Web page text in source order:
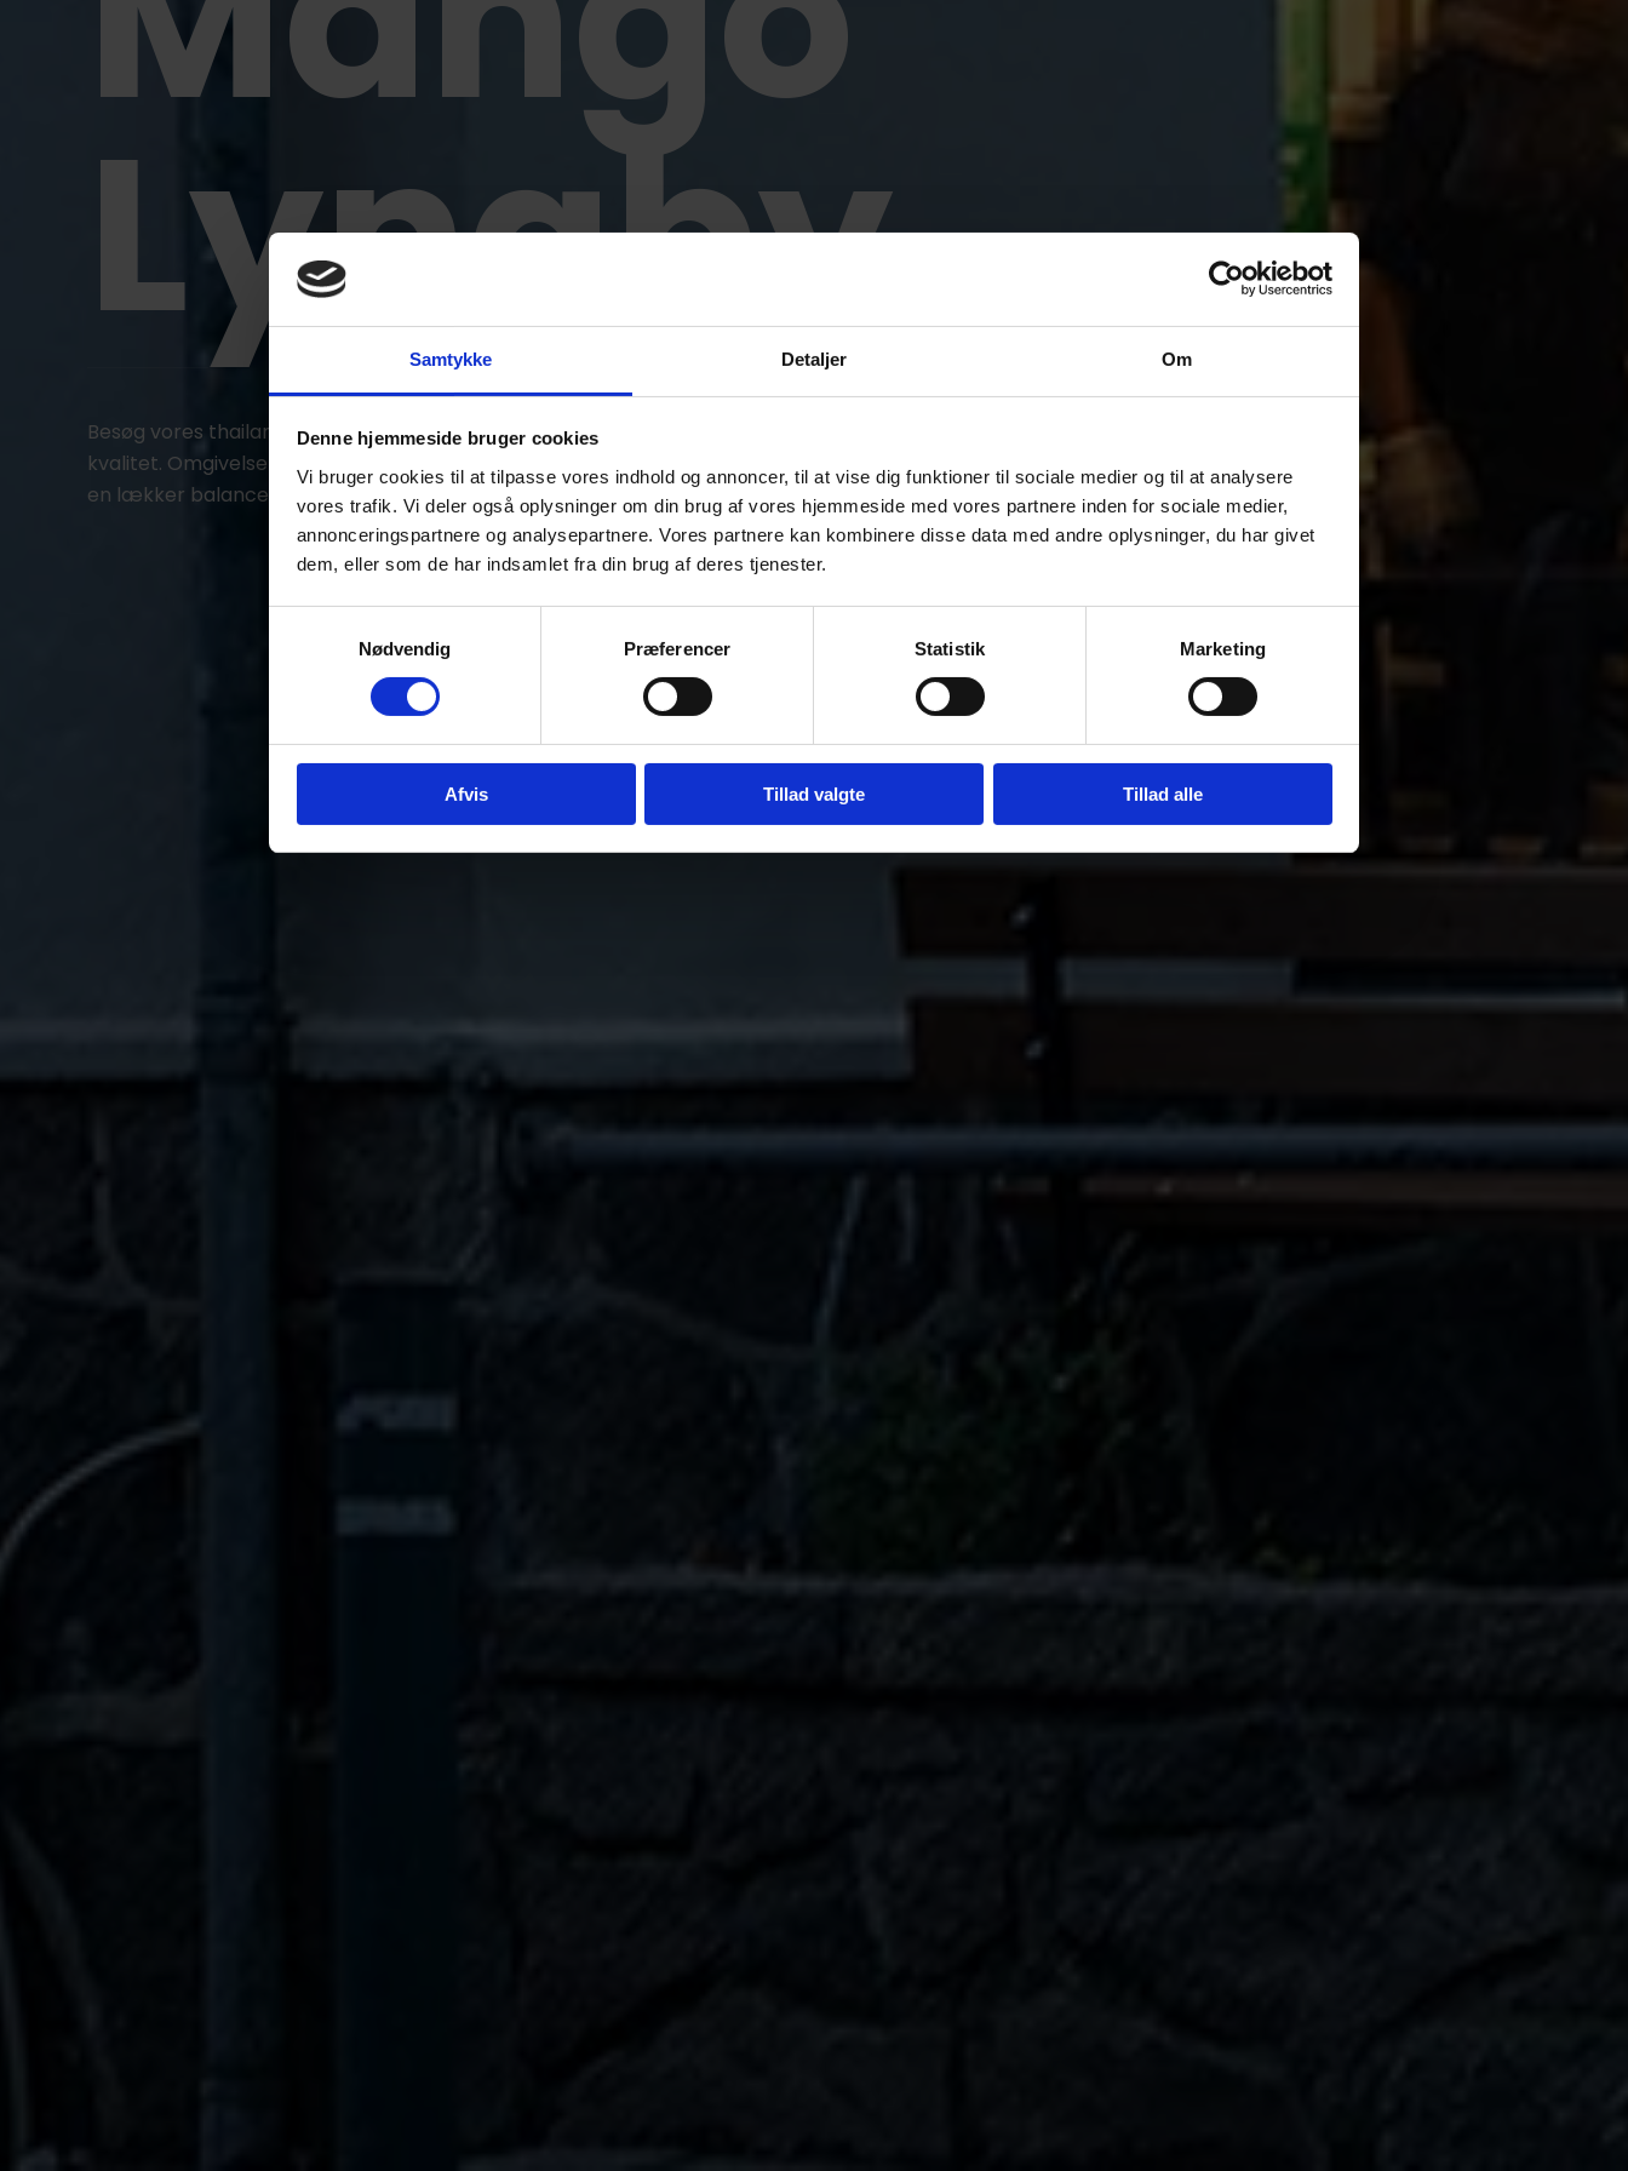
Samtykke Detaljer Om
Denne hjemmeside bruger cookies
Vi bruger cookies til at tilpasse vores indhold og annoncer, til at vise dig funktioner til sociale medier og til at analysere
vores trafik. Vi deler også oplysninger om din brug af vores hjemmeside med vores partnere inden for sociale medier,
annonceringspartnere og analysepartnere. Vores partnere kan kombinere disse data med andre oplysninger, du har givet
dem, eller som de har indsamlet fra din brug af deres tjenester.
Nødvendig
Præferencer Statistik Marketing
Afvis Tillad valgte Tillad alle
Lyngby
Besøg vores thailandske restaurant i Lyngby og oplev thaimad af høj
kvalitet. Omgivelserne er hyggelige og varme. Hos Green Mango oplever du
en lækker balanceret og autentisk thailandsk mad.
SPAR 10%
Tilmeld dig vores nyhedsbrev
Angiv din e-mail adresse*
Tilmeld
Bemærk
Rabatten omfatter ikke catering bestillinger